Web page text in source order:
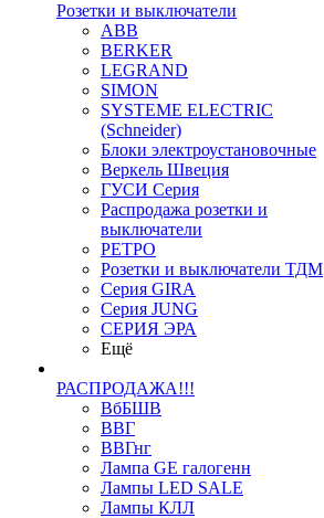
Розетки и выключатели
ABB
BERKER
LEGRAND
SIMON
SYSTEME ELECTRIC
(Schneider)
Блоки электроустановочные
Веркель Швеция
ГУСИ Серия
Распродажа розетки и
выключатели
РЕТРО
Розетки и выключатели ТДМ
Серия GIRA
Серия JUNG
СЕРИЯ ЭРА
Ещё
РАСПРОДАЖА!!!
ВбБШВ
ВВГ
ВВГнг
Лампа GE галогенн
Лампы LED SALE
Лампы КЛЛ